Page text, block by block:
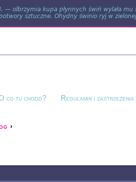
— olbrzymia kupa płynnych świń wylała
sztuczne. Ohydny świnio ryj w
co tu chodzi? Regulamin i zastrzeżenia
›